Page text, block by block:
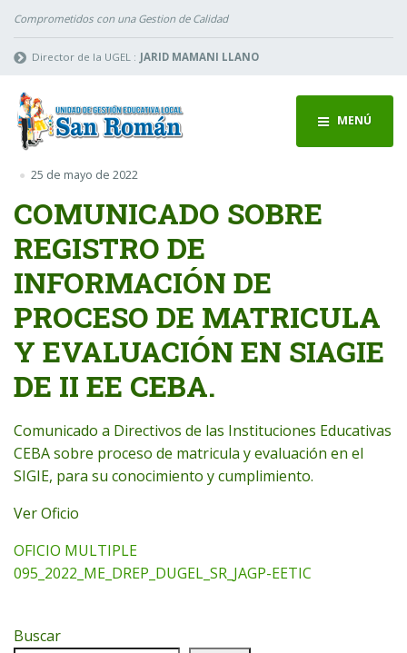
Comprometidos con una Gestion de Calidad
Director de la UGEL : JARID MAMANI LLANO
MENÚ
25 de mayo de 2022
COMUNICADO SOBRE
REGISTRO DE
INFORMACIÓN DE
PROCESO DE MATRICULA
Y EVALUACIÓN EN SIAGIE
DE II EE CEBA.
Comunicado a Directivos de las Instituciones Educativas
CEBA sobre proceso de matricula y evaluación en el
SIGIE, para su conocimiento y cumplimiento.
Ver Oficio
OFICIO MULTIPLE
095_2022_ME_DREP_DUGEL_SR_JAGP-EETIC
Buscar